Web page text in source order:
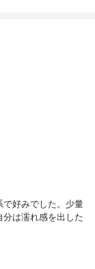
で好みでした。少量
は濡れ感を出した